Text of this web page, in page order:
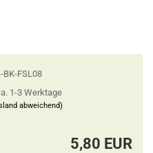
BK-FSL08
1-3 Werktage
abweichend)
5,80 EUR